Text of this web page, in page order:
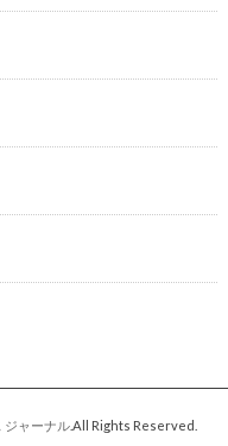
ャーナル.All Rights Reserved.